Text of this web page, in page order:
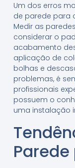
Um dos erros
de parede para
Medir as
considerar o
acabamento
aplicação de
bolhas e
problemas, é
profissionais
possuem o
uma instalação